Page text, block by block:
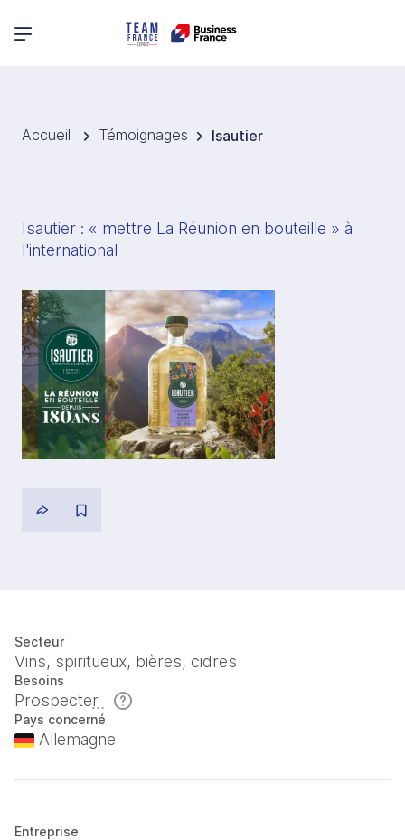
Menu principal
Accueil Témoignages Isautier
Isautier : « mettre La Réunion en bouteille » à
l'international
Secteur
Vins, spiritueux, bières, cidres
Besoins
Prospecter
Pays concerné
Allemagne
Entreprise